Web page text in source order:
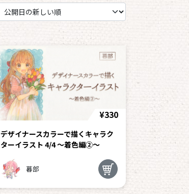
¥330
デザイナースカラーで描くキャラク
ターイラスト 4/4 ～着色編②～
暮部